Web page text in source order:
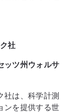
社
ッツ州ウォルサ
社は、科学計測
ンを提供する世